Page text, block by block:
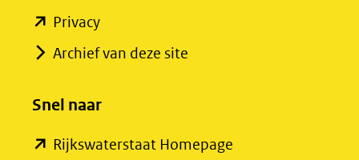
Privacy(opent
in
venster)
naar
Archief van deze site
Snel naar
Rijkswaterstaat Homepage